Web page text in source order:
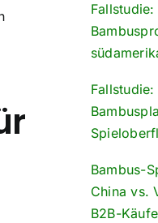
Bambus-
China vs.
B2B-